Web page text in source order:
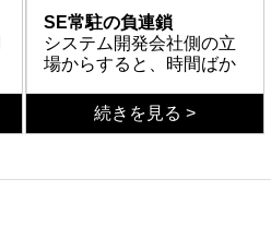
事に時間を使っていて忙
しい場合がある。
る場合は注意が必要であ
る。何を基準にプログラ
ムレビューや指示を行う
のか、という仕事を見え
る化し、仕組化すること
がリーダーの務めであ
る。
ある。リーダーが開発メ
ンバーと同じように木ば
かりを見ているようであ
れば、森を見る人が非エ
ンジニアであるユーザー
側となってしまうことが
考えられる。
ダーやPMが常に忙しそう
にしている場合は、何に
時間を使っているのか調
査する必要がある。実は
ここがボトルネックにな
っていてプロジェクトの
進行が思うようにいかな
が発生していることも多
SE常駐の負連鎖
システム開発会社側の立
場からすると、時間ばか
ントはできるだけ減らさ
ないと、他の優良クライ
常駐要請の心理
SEへの安心感の欠如が常
続きを見る >